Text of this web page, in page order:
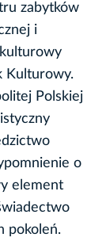
zabytków
i
Kulturowy.
Polskiej
o
element
pokoleń.